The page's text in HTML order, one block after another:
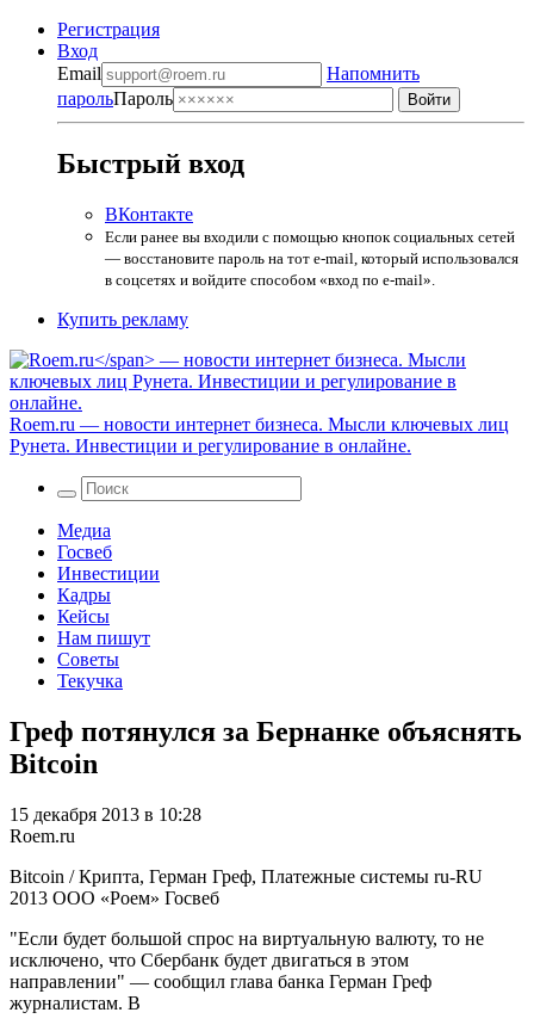
Регистрация
Вход
Email
Напомнить
парольПароль
Быстрый вход
ВКонтакте
Если ранее вы входили с помощью кнопок социальных сетей
— восстановите пароль на тот e-mail, который использовался
в соцсетях и войдите способом «вход по e-mail».
Купить рекламу
Roem.ru — новости интернет бизнеса. Мысли ключевых лиц
Рунета. Инвестиции и регулирование в онлайне.
Медиа
Госвеб
Инвестиции
Кадры
Кейсы
Нам пишут
Советы
Текучка
Греф потянулся за Бернанке объяснять
Bitcoin
15 декабря 2013 в 10:28
Roem.ru
Bitcoin / Крипта, Герман Греф, Платежные системы ru-RU
2013 ООО «Роем» Госвеб
"Если будет большой спрос на виртуальную валюту, то не
исключено, что Сбербанк будет двигаться в этом
направлении" — сообщил глава банка Герман Греф
журналистам. В